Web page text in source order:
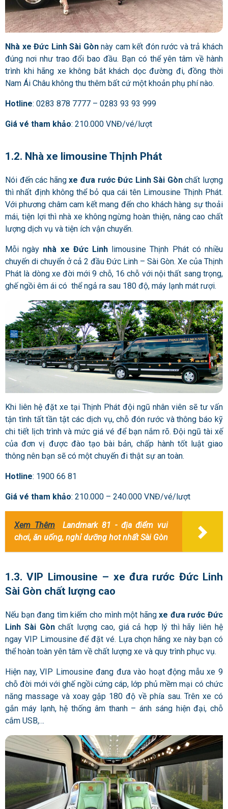
Nhà xe Đức Linh Sài Gònnày cam kết đón rước và trả khách
đúng nơi như trao đổi bao đầu. Bạn có thể yên tâm về hành
trình khi hãng xe không bắt khách dọc đường đi, đồng thời
Nam Ái Châu không thu thêm bất cứ một khoản phụ phí nào.
Hotline: 0283 878 7777 – 0283 93 93 999
Giá vé tham khảo: 210.000 VNĐ/vé/lượt
1.2. Nhà xe limousine Thịnh Phát
Nói đến các hãngxe đưa rước Đức Linh Sài Gònchất lượng
thì nhất định không thể bỏ qua cái tên Limousine Thịnh Phát.
Với phương châm cam kết mang đến cho khách hàng sự thoải
mái, tiện lợi thì nhà xe không ngừng hoàn thiện, nâng cao chất
lượng dịch vụ và tiện ích vận chuyển.
Mỗi ngày nhà xe Đức Linh limousine Thịnh Phát có nhiều
chuyến di chuyển ở cả 2 đầu Đức Linh – Sài Gòn. Xe của Thịnh
Phát là dòng xe đời mới 9 chỗ, 16 chỗ với nội thất sang trọng,
ghế ngồi êm ái có thể ngả ra sau 180 độ, máy lạnh mát rượi.
Khi liên hệ đặt xe tại Thịnh Phát đội ngũ nhân viên sẽ tư vấn
tận tình tất tần tật các dịch vụ, chỗ đón rước và thông báo kỹ
chi tiết lịch trình và mức giá vé để bạn nắm rõ. Đội ngũ tài xế
của đơn vị được đào tạo bài bản, chấp hành tốt luật giao
thông nên bạn sẽ có một chuyến đi thật sự an toàn.
Hotline: 1900 66 81
Giá vé tham khảo: 210.000 – 240.000 VNĐ/vé/lượt
Xem Thêm
Landmark 81 - địa điểm vui
chơi, ăn uống, nghỉ dưỡng hot nhất Sài Gòn
1.3. VIP Limousine – xe đưa rước Đức Linh
Sài Gòn chất lượng cao
Nếu bạn đang tìm kiếm cho mình một hãngxe đưa rước Đức
Linh Sài Gònchất lượng cao, giá cả hợp lý thì hãy liên hệ
ngay VIP Limousine để đặt vé. Lựa chọn hãng xe này bạn có
thể hoàn toàn yên tâm về chất lượng xe và quy trình phục vụ.
Hiện nay, VIP Limousine đang đưa vào hoạt động mẫu xe 9
chỗ đời mới với ghế ngồi cứng cáp, lớp phủ mềm mại có chức
năng massage và xoay gập 180 độ về phía sau. Trên xe có
gắn máy lạnh, hệ thống âm thanh – ánh sáng hiện đại, chỗ
cắm USB,…